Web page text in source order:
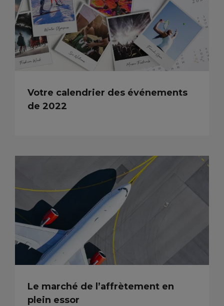
Votre calendrier des événements
de 2022
Le marché de l’affrètement en
plein essor